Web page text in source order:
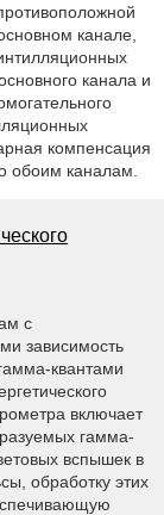
канале,
канала и
компенсация
обоим каналам.
с
зависимость
квантами
включает
гамма-
вспышек в
обработку этих